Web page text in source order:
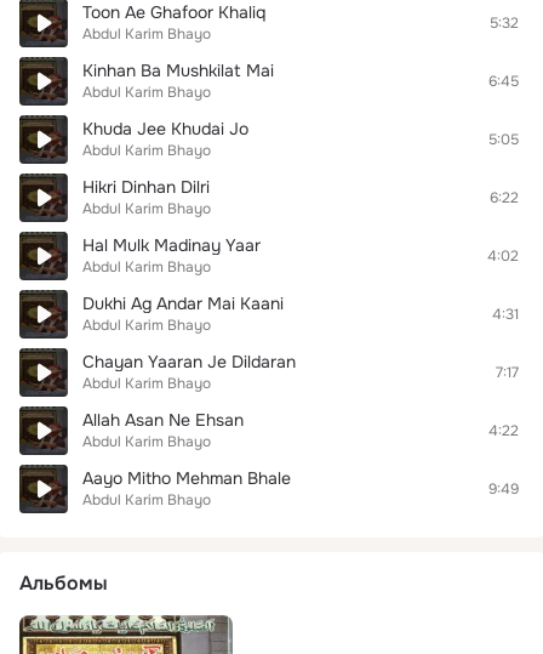
Toon Ae Ghafoor Khaliq
Abdul Karim Bhayo
5:32
Kinhan Ba Mushkilat Mai
Abdul Karim Bhayo
6:45
Khuda Jee Khudai Jo
Abdul Karim Bhayo
5:05
Hikri Dinhan Dilri
Abdul Karim Bhayo
6:22
Hal Mulk Madinay Yaar
Abdul Karim Bhayo
4:02
Dukhi Ag Andar Mai Kaani
Abdul Karim Bhayo
4:31
Chayan Yaaran Je Dildaran
Abdul Karim Bhayo
7:17
Allah Asan Ne Ehsan
Abdul Karim Bhayo
4:22
Aayo Mitho Mehman Bhale
Abdul Karim Bhayo
9:49
Альбомы